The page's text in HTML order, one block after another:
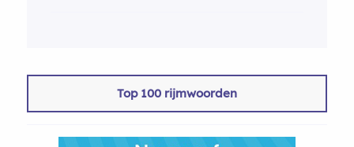
Top 100 rijmwoorden